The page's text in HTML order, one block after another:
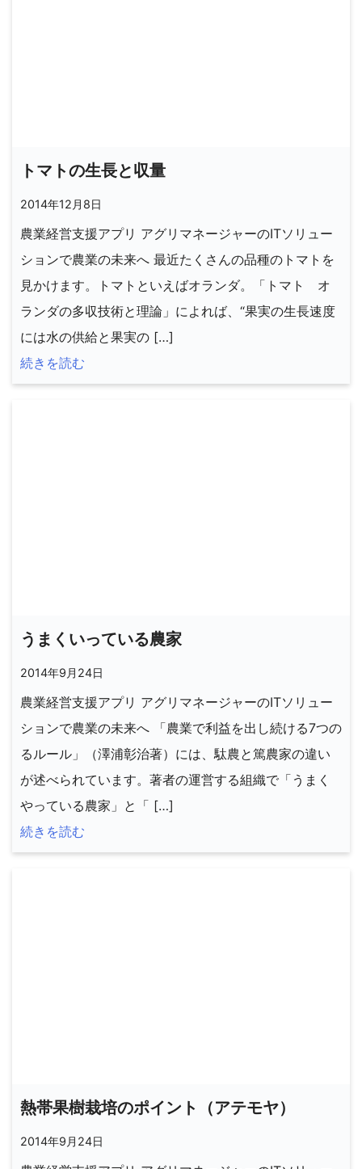
トマトの生長と収量
2014年12月8日
農業経営支援アプリ アグリマネージャーのITソリュー
ションで農業の未来へ 最近たくさんの品種のトマトを
見かけます。トマトといえばオランダ。「トマト オ
ランダの多収技術と理論」によれば、“果実の生長速度
には水の供給と果実の […]
続きを読む
うまくいっている農家
2014年9月24日
農業経営支援アプリ アグリマネージャーのITソリュー
ションで農業の未来へ 「農業で利益を出し続ける7つの
るルール」（澤浦彰治著）には、駄農と篤農家の違い
が述べられています。著者の運営する組織で「うまく
やっている農家」と「 […]
続きを読む
熱帯果樹栽培のポイント（アテモヤ）
2014年9月24日